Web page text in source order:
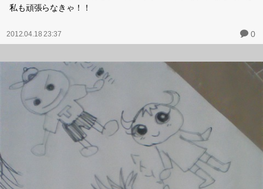
私も頑張らなきゃ！！
2012.04.18 23:37 0